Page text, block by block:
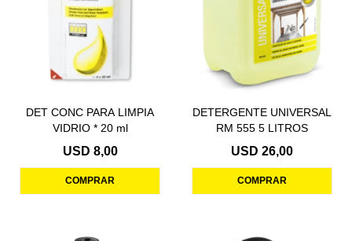
DET CONC PARA LIMPIA
VIDRIO * 20 ml
USD 8,00
DETERGENTE UNIVERSAL
RM 555 5 LITROS
USD 26,00